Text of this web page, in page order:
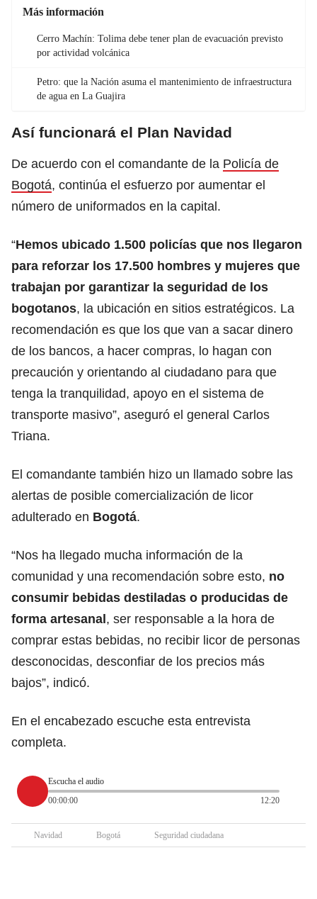
Más información
Cerro Machín: Tolima debe tener plan de evacuación previsto
por actividad volcánica
Petro: que la Nación asuma el mantenimiento de infraestructura
de agua en La Guajira
Así funcionará el Plan Navidad
De acuerdo con el comandante de la Policía de
Bogotá, continúa el esfuerzo por aumentar el
número de uniformados en la capital.
“Hemos ubicado 1.500 policías que nos llegaron
para reforzar los 17.500 hombres y mujeres que
trabajan por garantizar la seguridad de los
bogotanos, la ubicación en sitios estratégicos. La
recomendación es que los que van a sacar dinero
de los bancos, a hacer compras, lo hagan con
precaución y orientando al ciudadano para que
tenga la tranquilidad, apoyo en el sistema de
transporte masivo”, aseguró el general Carlos
Triana.
El comandante también hizo un llamado sobre las
alertas de posible comercialización de licor
adulterado en Bogotá.
“Nos ha llegado mucha información de la
comunidad y una recomendación sobre esto, no
consumir bebidas destiladas o producidas de
forma artesanal, ser responsable a la hora de
comprar estas bebidas, no recibir licor de personas
desconocidas, desconfiar de los precios más
bajos”, indicó.
En el encabezado escuche esta entrevista
completa.
Escucha el audio
00:00:00
12:20
Navidad Bogotá Seguridad ciudadana